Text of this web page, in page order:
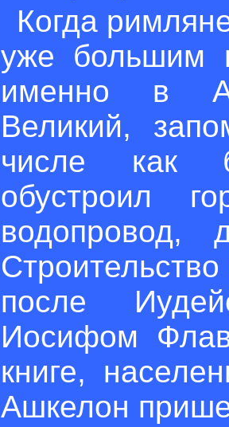
Когда
уже большим
именно в
Великий,
числе как
обустроил
после
Иосифом
книге,
Ашкелон